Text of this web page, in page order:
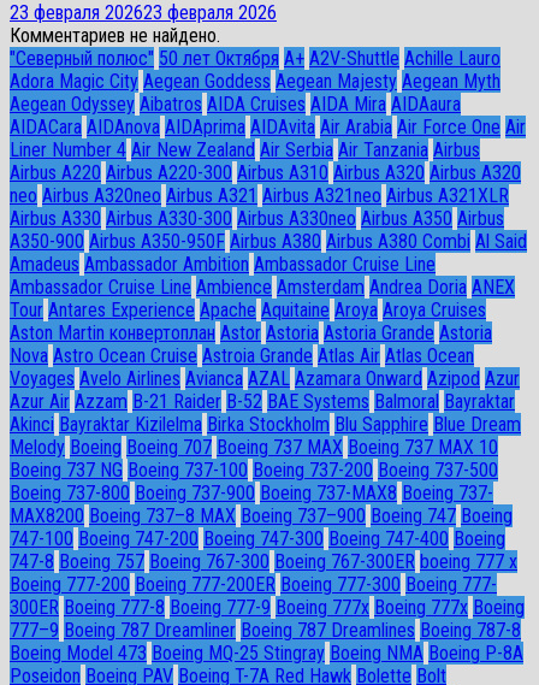
23 февраля 202623 февраля 2026
Комментариев не найдено.
"Северный полюс" 50 лет Октября A+ A2V-Shuttle Achille Lauro
Adora Magic City Aegean Goddess Aegean Majesty Aegean Myth
Aegean Odyssey Aibatros AIDA Cruises AIDA Mira AIDAaura
AIDACara AIDAnova AIDAprima AIDAvita Air Arabia Air Force One Air
Liner Number 4 Air New Zealand Air Serbia Air Tanzania Airbus
Airbus A220 Airbus A220-300 Airbus A310 Airbus A320 Airbus A320
neo Airbus A320neo Airbus A321 Airbus A321neo Airbus A321XLR
Airbus A330 Airbus A330-300 Airbus A330neo Airbus A350 Airbus
A350-900 Airbus A350-950F Airbus A380 Airbus A380 Combi Al Said
Amadeus Ambassador Ambition Ambassador Cruise Line
Ambassador Сruise Line Ambience Amsterdam Andrea Doria ANEX
Tour Antares Experience Apache Aquitaine Aroya Aroya Cruises
Aston Martin конвертоплан Astor Astoria Astoria Grande Astoria
Nova Astro Ocean Cruise Astroia Grande Atlas Air Atlas Ocean
Voyages Avelo Airlines Avianca AZAL Azamara Onward Azipod Azur
Azur Air Azzam B-21 Raider B-52 BAE Systems Balmoral Bayraktar
Akinci Bayraktar Kizilelma Birka Stockholm Blu Sapphire Blue Dream
Melody Boeing Boeing 707 Boeing 737 MAX Boeing 737 MAX 10
Boeing 737 NG Boeing 737-100 Boeing 737-200 Boeing 737-500
Boeing 737-800 Boeing 737-900 Boeing 737-MAX8 Boeing 737-
MAX8200 Boeing 737–8 MAX Boeing 737–900 Boeing 747 Boeing
747-100 Boeing 747-200 Boeing 747-300 Boeing 747-400 Boeing
747-8 Boeing 757 Boeing 767-300 Boeing 767-300ER boeing 777 x
Boeing 777-200 Boeing 777-200ER Boeing 777-300 Boeing 777-
300ER Boeing 777-8 Boeing 777-9 Boeing 777x Boeing 777х Boeing
777–9 Boeing 787 Dreamliner Boeing 787 Dreamlines Boeing 787-8
Boeing Model 473 Boeing MQ-25 Stingray Boeing NMA Boeing P-8A
Poseidon Boeing PAV Boeing T-7A Red Hawk Bolette Bolt